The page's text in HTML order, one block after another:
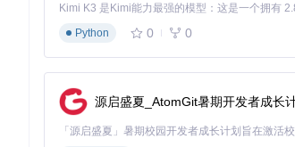
工具会持续监控流状态，自动处理断流重连
专业场景
Python
0 0
源启盛夏_AtomGit暑期开发者成长